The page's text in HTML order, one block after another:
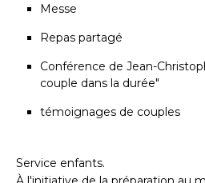
Messe
Repas partagé
Conférence de Jean-
couple dans la durée"
témoignages de couples
Service enfants.